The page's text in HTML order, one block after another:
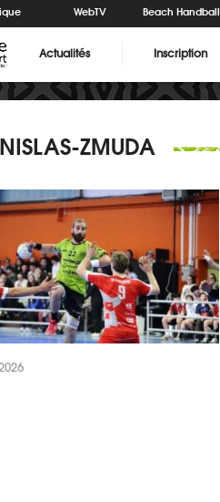
WebTV Beach Handball
Actualités Inscription
ZMUDA